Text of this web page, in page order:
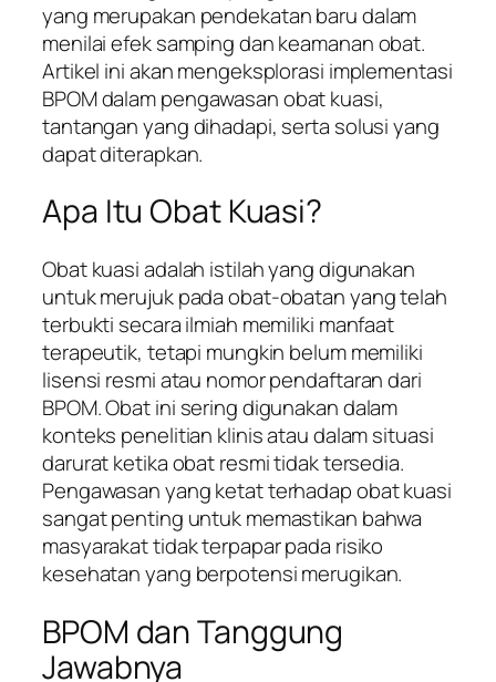
yang merupakan pendekatan baru dalam
menilai efek samping dan keamanan obat.
Artikel ini akan mengeksplorasi implementasi
BPOM dalam pengawasan obat kuasi,
tantangan yang dihadapi, serta solusi yang
dapat diterapkan.
Apa Itu Obat Kuasi?
Obat kuasi adalah istilah yang digunakan
untuk merujuk pada obat-obatan yang telah
terbukti secara ilmiah memiliki manfaat
terapeutik, tetapi mungkin belum memiliki
lisensi resmi atau nomor pendaftaran dari
BPOM. Obat ini sering digunakan dalam
konteks penelitian klinis atau dalam situasi
darurat ketika obat resmi tidak tersedia.
Pengawasan yang ketat terhadap obat kuasi
sangat penting untuk memastikan bahwa
masyarakat tidak terpapar pada risiko
kesehatan yang berpotensi merugikan.
BPOM dan Tanggung
Jawabnya